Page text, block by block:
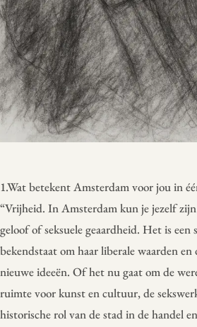
1.Wat betekent Amsterdam voor jou in
“Vrijheid. In Amsterdam kun je jezelf
geloof of seksuele geaardheid. Het is
bekendstaat om haar liberale waarden
nieuwe ideeën. Of het nu gaat om de
ruimte voor kunst en cultuur, de
historische rol van de stad in de handel